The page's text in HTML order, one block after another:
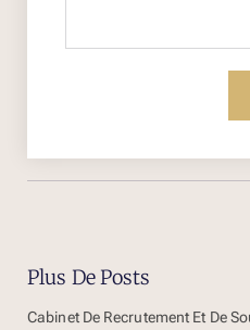
Plus De Posts
Cabinet De Recrutement Et De